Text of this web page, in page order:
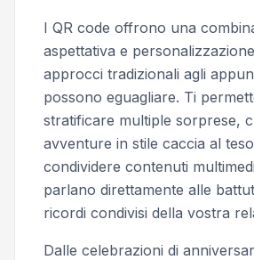
I QR code offrono una
aspettativa e
approcci tradizionali agli
possono eguagliare. Ti
stratificare multiple sorprese,
avventure in stile caccia al
condividere contenuti
parlano direttamente alle
ricordi condivisi della vostra
Dalle celebrazioni di